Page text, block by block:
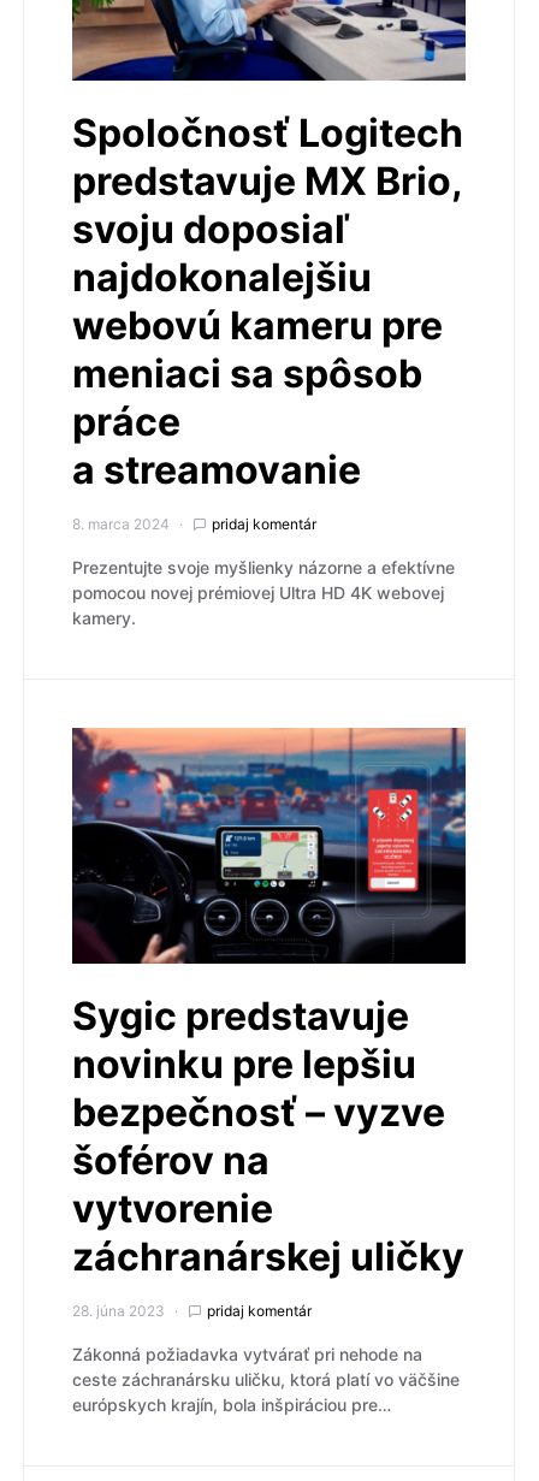
Spoločnosť Logitech
predstavuje MX Brio,
svoju doposiaľ
najdokonalejšiu
webovú kameru pre
meniaci sa spôsob
práce
a streamovanie
8. marca 2024 pridaj komentár
Prezentujte svoje myšlienky názorne a efektívne
pomocou novej prémiovej Ultra HD 4K webovej
kamery.
Sygic predstavuje
novinku pre lepšiu
bezpečnosť – vyzve
šoférov na
vytvorenie
záchranárskej uličky
28. júna 2023 pridaj komentár
Zákonná požiadavka vytvárať pri nehode na
ceste záchranársku uličku, ktorá platí vo väčšine
európskych krajín, bola inšpiráciou pre…